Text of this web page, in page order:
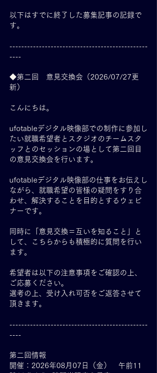
以下はすでに終了した募集記事の記録で
す。
-----------------------------------------------
----
◆第二回 意見交換会（2026/07/27更
新）
こんにちは。
ufotableデジタル映像部での制作に参加し
たい就職希望者とスタジオのチームスタ
ッフとのセッションの場として第二回目
の意見交換会を行います。
ufotableデジタル映像部の仕事をお伝えし
ながら、就職希望の皆様の疑問をすり合
わせ、解決することを目的とするウェビ
ナーです。
同時に「意見交換＝互いを知ること」と
して、こちらからも積極的に質問を行い
ます。
希望者は以下の注意事項をご確認の上、
ご応募ください。
選考の上、受け入れ可否をご返答させて
頂きます。
-----------------------------------------------
----
第二回情報
開催：2026年08月07日（金） 午前11